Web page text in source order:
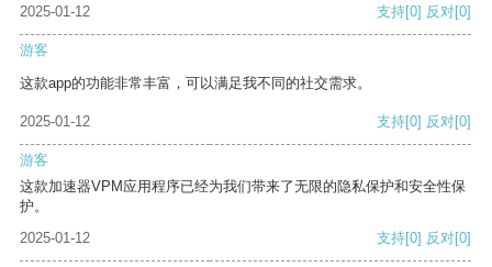
2025-01-12
支持[0] 反对[0]
游客
这款app的功能非常丰富，可以满足我不同的社交需求。
2025-01-12 支持[0] 反对[0]
游客
这款加速器VPM应用程序已经为我们带来了无限的隐私保护和安全性保
护。
2025-01-12
支持[0] 反对[0]